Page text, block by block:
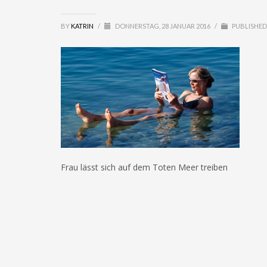
BY KATRIN / DONNERSTAG, 28 JANUAR 2016 /
Frau lässt sich auf dem Toten Meer treiben